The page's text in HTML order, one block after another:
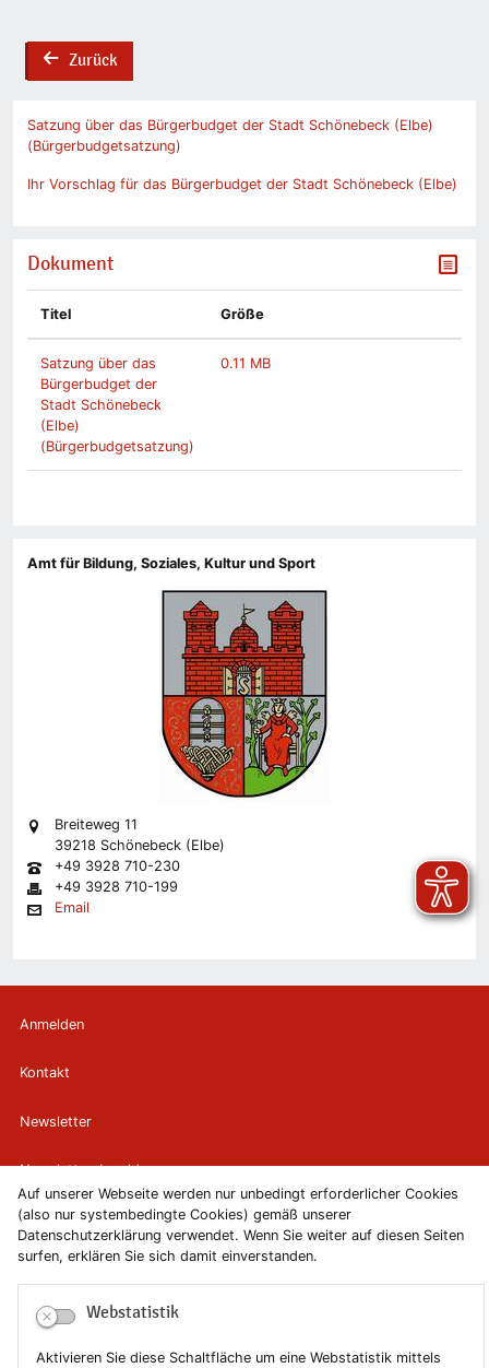
Auf unserer Webseite werden nur unbedingt erforderlicher Cookies
(also nur systembedingte Cookies) gemäß unserer
Datenschutzerklärung verwendet. Wenn Sie weiter auf diesen Seiten
surfen, erklären Sie sich damit einverstanden.
Webstatistik
Aktivieren Sie diese Schaltfläche um eine Webstatistik mittels
backZurück
Satzung über das Bürgerbudget der Stadt Schönebeck (Elbe)
(Bürgerbudgetsatzung)
Ihr Vorschlag für das Bürgerbudget der Stadt Schönebeck (Elbe)
Dokument
Titel Größe
Satzung über das
Bürgerbudget der
Stadt Schönebeck
(Elbe)
(Bürgerbudgetsatzung)
0.11 MB
Amt für Bildung, Soziales, Kultur und Sport
Breiteweg 11
39218 Schönebeck (Elbe)
+49 3928 710-230
+49 3928 710-199
Email
Anmelden
Kontakt
Newsletter
Newsletterabmeldung
Impressum
Datenschutzerklärung
Erklärung zur Barrierefreiheit